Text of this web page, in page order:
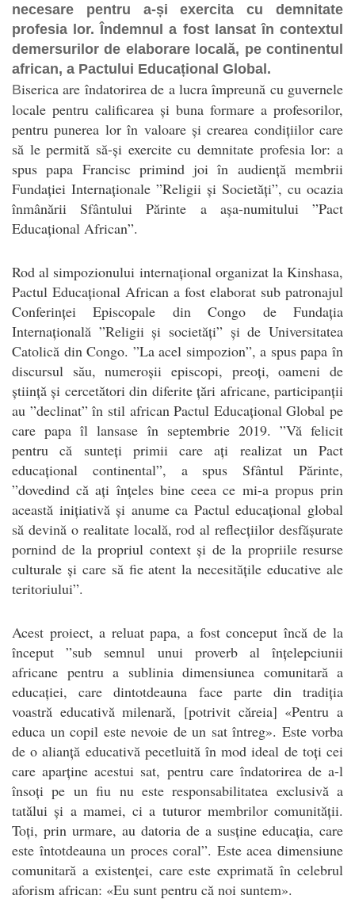
necesare pentru a-și exercita cu demnitate
profesia lor. Îndemnul a fost lansat în contextul
demersurilor de elaborare locală, pe continentul
african, a Pactului Educațional Global.
Biserica are îndatorirea de a lucra împreună cu guvernele
locale pentru calificarea și buna formare a profesorilor,
pentru punerea lor în valoare și crearea condițiilor care
să le permită să-și exercite cu demnitate profesia lor: a
spus papa Francisc primind joi în audiență membrii
Fundației Internaționale ”Religii și Societăți”, cu ocazia
înmânării Sfântului Părinte a așa-numitului ”Pact
Educațional African”.
Rod al simpozionului internațional organizat la Kinshasa,
Pactul Educațional African a fost elaborat sub patronajul
Conferinței Episcopale din Congo de Fundația
Internațională ”Religii și societăți” și de Universitatea
Catolică din Congo. ”La acel simpozion”, a spus papa în
discursul său, numeroșii episcopi, preoți, oameni de
știință și cercetători din diferite țări africane, participanții
au ”declinat” în stil african Pactul Educațional Global pe
care papa îl lansase în septembrie 2019. ”Vă felicit
pentru că sunteți primii care ați realizat un Pact
educațional continental”, a spus Sfântul Părinte,
”dovedind că ați înțeles bine ceea ce mi-a propus prin
această inițiativă și anume ca Pactul educațional global
să devină o realitate locală, rod al reflecțiilor desfășurate
pornind de la propriul context și de la propriile resurse
culturale și care să fie atent la necesitățile educative ale
teritoriului”.
Acest proiect, a reluat papa, a fost conceput încă de la
început ”sub semnul unui proverb al înțelepciunii
africane pentru a sublinia dimensiunea comunitară a
educației, care dintotdeauna face parte din tradiția
voastră educativă milenară, [potrivit căreia] «Pentru a
educa un copil este nevoie de un sat întreg». Este vorba
de o alianță educativă pecetluită în mod ideal de toți cei
care aparține acestui sat, pentru care îndatorirea de a-l
însoți pe un fiu nu este responsabilitatea exclusivă a
tatălui și a mamei, ci a tuturor membrilor comunității.
Toți, prin urmare, au datoria de a susține educația, care
este întotdeauna un proces coral”. Este acea dimensiune
comunitară a existenței, care este exprimată în celebrul
aforism african: «Eu sunt pentru că noi suntem».